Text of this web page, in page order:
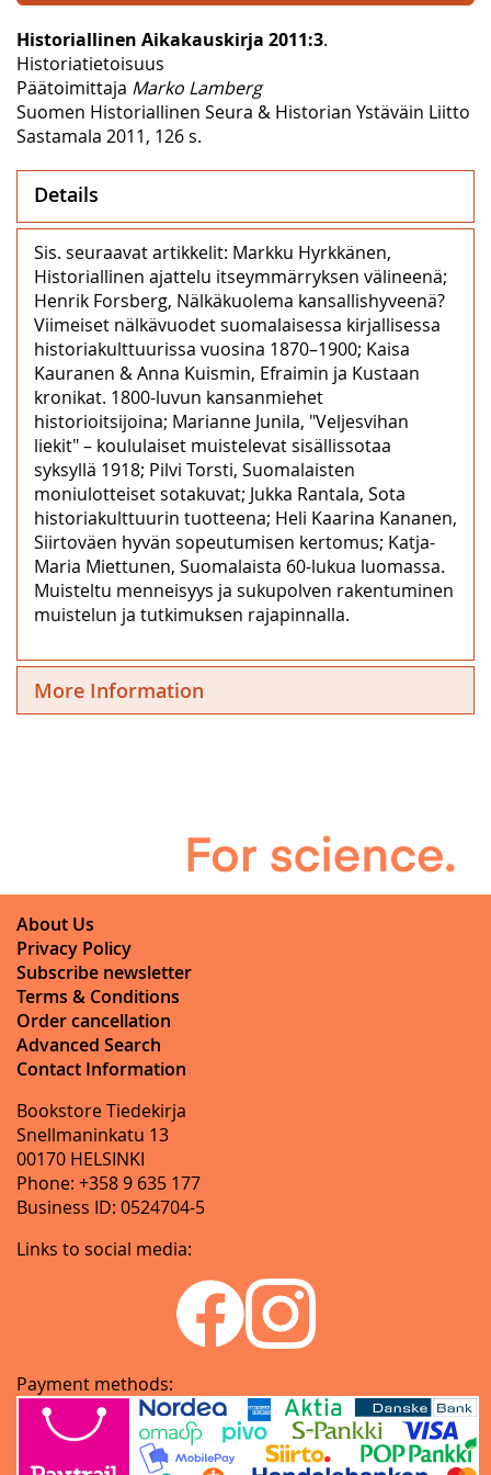
Historiallinen Aikakauskirja 2011:3.
Historiatietoisuus
Päätoimittaja Marko Lamberg
Suomen Historiallinen Seura & Historian Ystäväin Liitto
Sastamala 2011, 126 s.
Details
Sis. seuraavat artikkelit: Markku Hyrkkänen,
Historiallinen ajattelu itseymmärryksen välineenä;
Henrik Forsberg, Nälkäkuolema kansallishyveenä?
Viimeiset nälkävuodet suomalaisessa kirjallisessa
historiakulttuurissa vuosina 1870–1900; Kaisa
Kauranen & Anna Kuismin, Efraimin ja Kustaan
kronikat. 1800-luvun kansanmiehet
historioitsijoina; Marianne Junila, "Veljesvihan
liekit" – koululaiset muistelevat sisällissotaa
syksyllä 1918; Pilvi Torsti, Suomalaisten
moniulotteiset sotakuvat; Jukka Rantala, Sota
historiakulttuurin tuotteena; Heli Kaarina Kananen,
Siirtoväen hyvän sopeutumisen kertomus; Katja-
Maria Miettunen, Suomalaista 60-lukua luomassa.
Muisteltu menneisyys ja sukupolven rakentuminen
muistelun ja tutkimuksen rajapinnalla.
More Information
About Us
Privacy Policy
Subscribe newsletter
Terms & Conditions
Order cancellation
Advanced Search
Contact Information
Bookstore Tiedekirja
Snellmaninkatu 13
00170 HELSINKI
Phone: +358 9 635 177
Business ID: 0524704-5
Links to social media:
Payment methods: